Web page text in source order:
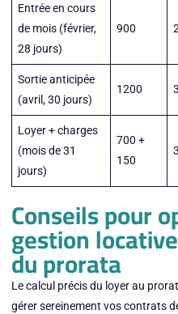
Entrée en cours
de mois (février,
28 jours)
900
Sortie anticipée
(avril, 30 jours)
1200
Loyer + charges
(mois de 31
jours)
700 +
150
Conseils pour
gestion
du prorata
Le calcul précis du loyer au
gérer sereinement vos contrats